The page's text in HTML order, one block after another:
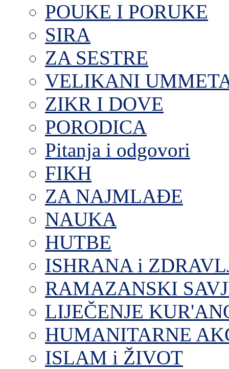
POUKE I PORUKE
SIRA
ZA SESTRE
VELIKANI
ZIKR I DOVE
PORODICA
Pitanja i odgovori
FIKH
ZA NAJMLAĐE
NAUKA
HUTBE
ISHRANA i
RAMAZANSKI
LIJEČENJE
HUMANITARNE
ISLAM i ŽIVOT